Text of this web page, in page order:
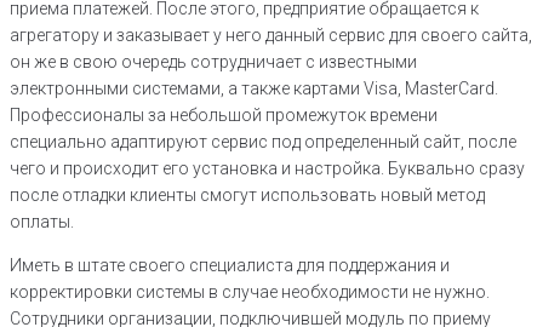
приема платежей. После этого, предприятие обращается к
агрегатору и заказывает у него данный сервис для своего сайта,
он же в свою очередь сотрудничает с известными
электронными системами, а также картами Visa, MasterCard.
Профессионалы за небольшой промежуток времени
специально адаптируют сервис под определенный сайт, после
чего и происходит его установка и настройка. Буквально сразу
после отладки клиенты смогут использовать новый метод
оплаты.
Иметь в штате своего специалиста для поддержания и
корректировки системы в случае необходимости не нужно.
Сотрудники организации, подключившей модуль по приему